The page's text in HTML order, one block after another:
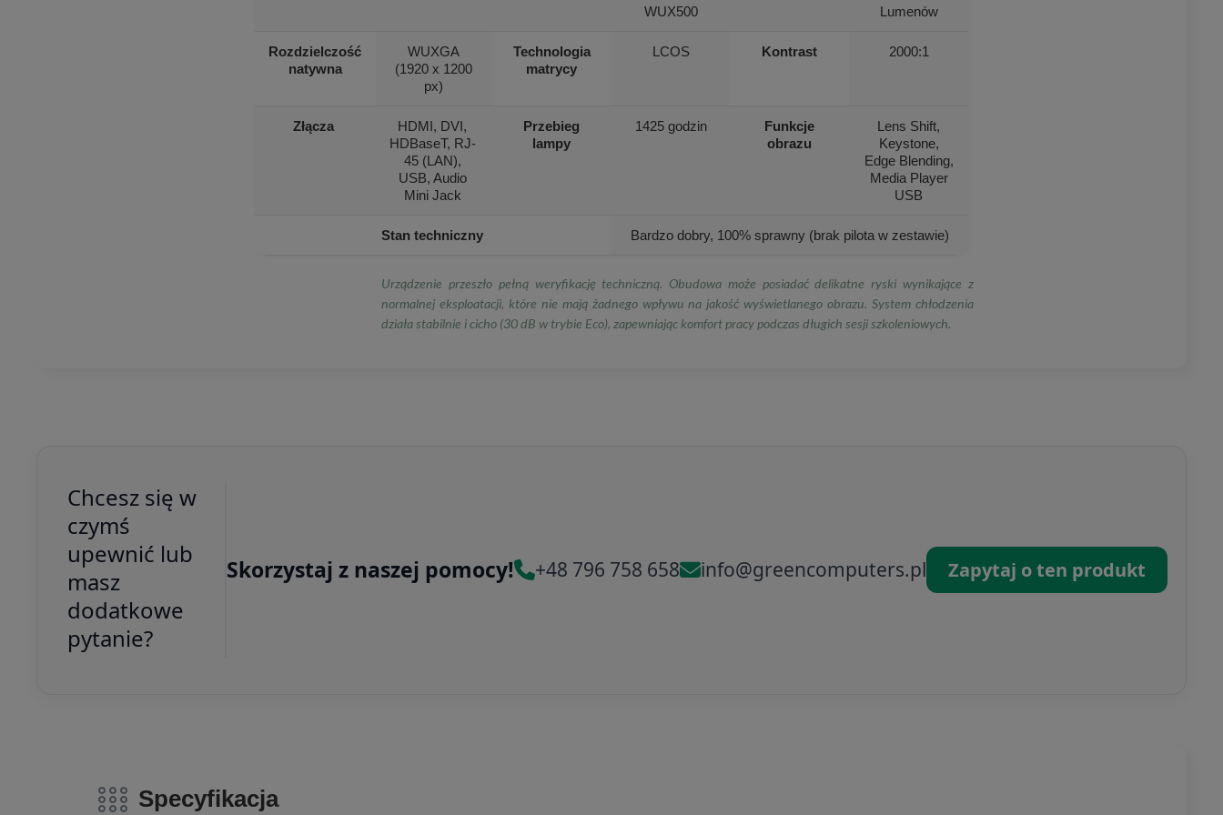
WUX500
Lumenów
Rozdzielczość
natywna
WUXGA
(1920 x 1200
px)
Technologia
matrycy
LCOS Kontrast 2000:1
Złącza
HDMI, DVI,
HDBaseT, RJ-
45 (LAN),
USB, Audio
Mini Jack
Przebieg
lampy
1425 godzin
Funkcje
obrazu
Lens Shift,
Keystone,
Edge Blending,
Media Player
USB
Stan techniczny Bardzo dobry, 100% sprawny (brak pilota w zestawie)
Urządzenie przeszło pełną weryfikację techniczną. Obudowa może posiadać delikatne ryski wynikające z
normalnej eksploatacji, które nie mają żadnego wpływu na jakość wyświetlanego obrazu. System chłodzenia
działa stabilnie i cicho (30 dB w trybie Eco), zapewniając komfort pracy podczas długich sesji szkoleniowych.
Chcesz się w
czymś
upewnić lub
masz
dodatkowe
pytanie?
Skorzystaj z naszej pomocy! +48 796 758 658 info@greencomputers.pl Zapytaj o ten produkt
Specyfikacja